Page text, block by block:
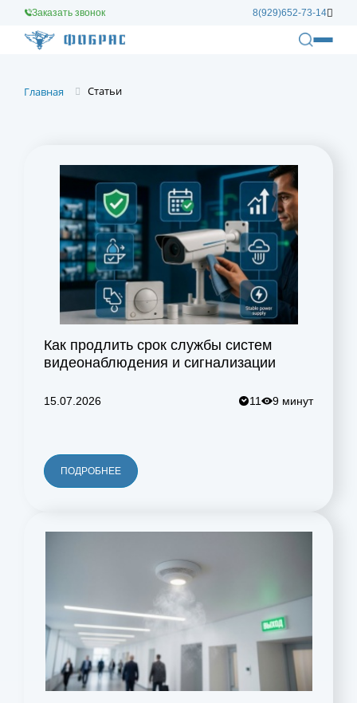
8(929)652-73-14
Заказать звонок
Главная Статьи
Как продлить срок службы систем
видеонаблюдения и сигнализации
15.07.2026 11 9 минут
ПОДРОБНЕЕ